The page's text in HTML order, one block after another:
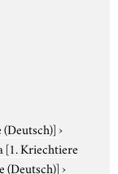
›
[1. Kriechtiere
(Deutsch)]›